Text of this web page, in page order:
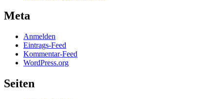
Meta
Anmelden
Eintrags-Feed
Kommentar-Feed
WordPress.org
Seiten